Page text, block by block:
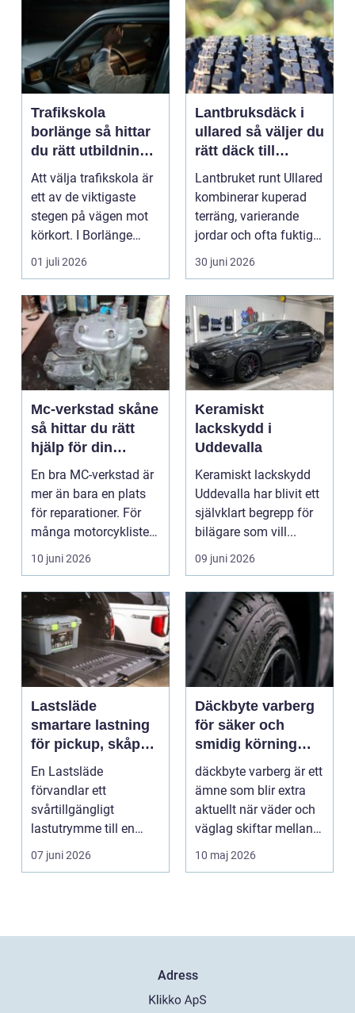
Trafikskola
borlänge så hittar
du rätt utbildning
till körkortet
Att välja trafikskola är
ett av de viktigaste
stegen på vägen mot
körkort. I Borlänge
finns flera al...
01 juli 2026
Lantbruksdäck i
ullared så väljer du
rätt däck till
gårdens maskiner
Lantbruket runt Ullared
kombinerar kuperad
terräng, varierande
jordar och ofta fuktigt
väder. Valet ...
30 juni 2026
Mc-verkstad skåne
så hittar du rätt
hjälp för din
motorcykel
En bra MC-verkstad är
mer än bara en plats
för reparationer. För
många motorcyklister
handlar det om...
10 juni 2026
Keramiskt
lackskydd i
Uddevalla
Keramiskt lackskydd
Uddevalla har blivit ett
självklart begrepp för
bilägare som vill...
09 juni 2026
Lastsläde
smartare lastning
för pickup, skåpbil
och personbil
En Lastsläde
förvandlar ett
svårtillgängligt
lastutrymme till en
lättjobbad yta. Genom
att dra ut la...
07 juni 2026
Däckbyte varberg
för säker och
smidig körning
Året runt
däckbyte varberg är ett
ämne som blir extra
aktuellt när väder och
väglag skiftar mellan
sommar och ...
10 maj 2026
Adress